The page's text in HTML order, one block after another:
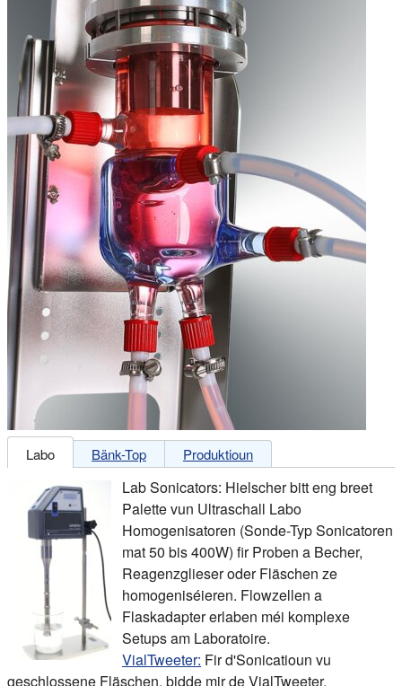
Labo Bänk-Top Produktioun
Lab Sonicators: Hielscher bitt eng breet
Palette vun Ultraschall Labo
Homogenisatoren (Sonde-Typ Sonicatoren
mat 50 bis 400W) fir Proben a Becher,
Reagenzglieser oder Fläschen ze
homogeniséieren. Flowzellen a
Flaskadapter erlaben méi komplexe
Setups am Laboratoire.
VialTweeter: Fir d'Sonicatioun vu
geschlossene Fläschen, bidde mir de VialTweeter.